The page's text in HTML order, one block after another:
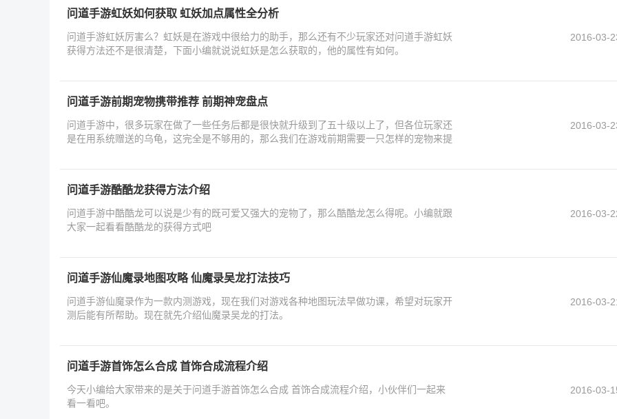
问道手游虹妖如何获取 虹妖加点属性全分析
问道手游虹妖厉害么？虹妖是在游戏中很给力的助手，那么还有不少玩家还对问道手游虹妖
获得方法还不是很清楚，下面小编就说说虹妖是怎么获取的，他的属性有如何。
2016-03-
问道手游前期宠物携带推荐 前期神宠盘点
问道手游中，很多玩家在做了一些任务后都是很快就升级到了五十级以上了，但各位玩家还
是在用系统赠送的乌龟，这完全是不够用的，那么我们在游戏前期需要一只怎样的宠物来提
2016-03-
问道手游酷酷龙获得方法介绍
问道手游中酷酷龙可以说是少有的既可爱又强大的宠物了，那么酷酷龙怎么得呢。小编就跟
大家一起看看酷酷龙的获得方式吧
2016-03-
问道手游仙魔录地图攻略 仙魔录吴龙打法技巧
问道手游仙魔录作为一款内测游戏，现在我们对游戏各种地图玩法早做功课，希望对玩家开
测后能有所帮助。现在就先介绍仙魔录吴龙的打法。
2016-03-
问道手游首饰怎么合成 首饰合成流程介绍
今天小编给大家带来的是关于问道手游首饰怎么合成 首饰合成流程介绍，小伙伴们一起来
看一看吧。
2016-03-